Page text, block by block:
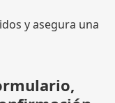
y asegura una